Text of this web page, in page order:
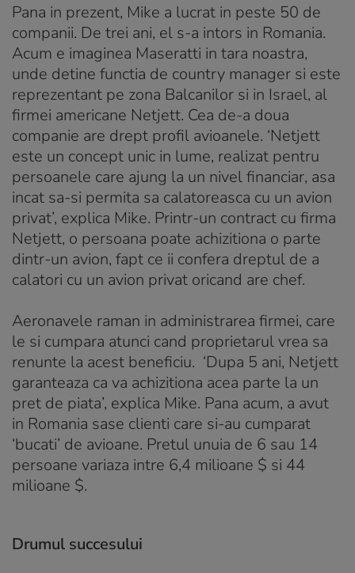
Pana in prezent, Mike a lucrat in peste 50 de
companii. De trei ani, el s-a intors in Romania.
Acum e imaginea Maseratti in tara noastra,
unde detine functia de country manager si este
reprezentant pe zona Balcanilor si in Israel, al
firmei americane Netjett. Cea de-a doua
companie are drept profil avioanele. ‘Netjett
este un concept unic in lume, realizat pentru
persoanele care ajung la un nivel financiar, asa
incat sa-si permita sa calatoreasca cu un avion
privat’, explica Mike. Printr-un contract cu firma
Netjett, o persoana poate achizitiona o parte
dintr-un avion, fapt ce ii confera dreptul de a
calatori cu un avion privat oricand are chef.
Aeronavele raman in administrarea firmei, care
le si cumpara atunci cand proprietarul vrea sa
renunte la acest beneficiu. ‘Dupa 5 ani, Netjett
garanteaza ca va achizitiona acea parte la un
pret de piata’, explica Mike. Pana acum, a avut
in Romania sase clienti care si-au cumparat
‘bucati’ de avioane. Pretul unuia de 6 sau 14
persoane variaza intre 6,4 milioane $ si 44
milioane $.
Drumul succesului